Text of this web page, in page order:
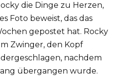
die Dinge zu Herzen,
Foto beweist, das das
gepostet hat. Rocky
Zwinger, den Kopf
nachdem
übergangen wurde.